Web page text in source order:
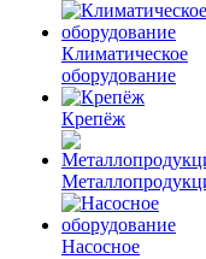
Климатическое
оборудование
Крепёж
Насосное